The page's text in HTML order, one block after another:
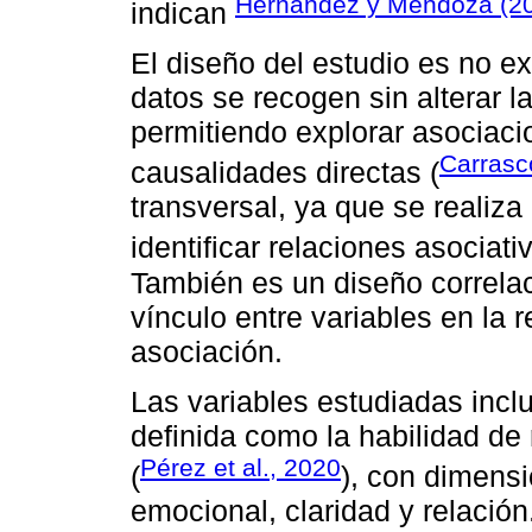
indican
El diseño del estudio es no
datos se recogen sin alterar
permitiendo explorar
causalidades directas (
transversal, ya que se
identificar relaciones
También es un diseño
vínculo entre variables en la
asociación.
Las variables estudiadas
definida como la habilidad
(Pérez et al., 2020), con
emocional, claridad y